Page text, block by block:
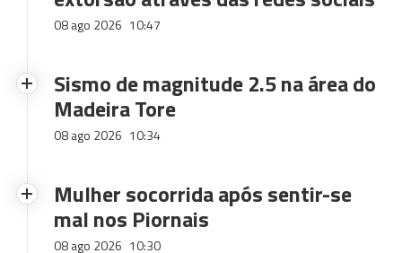
08 ago 2026 10:47
Sismo de magnitude 2.5 na área do
Madeira Tore
08 ago 2026 10:34
Mulher socorrida após sentir-se
mal nos Piornais
08 ago 2026 10:30